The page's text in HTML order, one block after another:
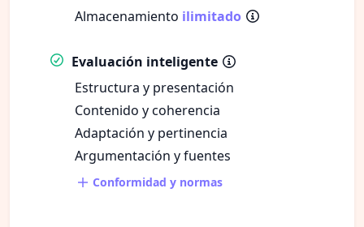
Almacenamiento ilimitado
Evaluación inteligente
Estructura y presentación
Contenido y coherencia
Adaptación y pertinencia
Argumentación y fuentes
Conformidad y normas